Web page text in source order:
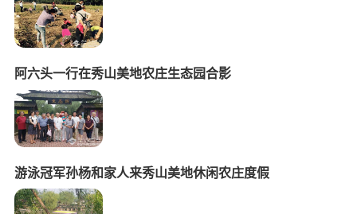
阿六头一行在秀山美地农庄生态园合影
游泳冠军孙杨和家人来秀山美地休闲农庄度假